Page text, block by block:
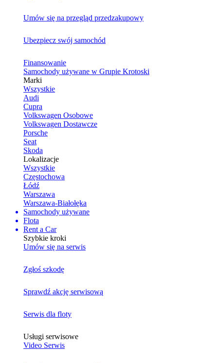
Umów się na przegląd przedzakupowy
Ubezpiecz swój samochód
Finansowanie
Samochody używane w Grupie Krotoski
Marki
Wszystkie
Audi
Cupra
Volkswagen Osobowe
Volkswagen Dostawcze
Porsche
Seat
Skoda
Lokalizacje
Wszystkie
Częstochowa
Łódź
Warszawa
Warszawa-Białołęka
Samochody używane
Flota
Rent a Car
Szybkie kroki
Umów się na serwis
Zgłoś szkodę
Sprawdź akcję serwisową
Serwis dla floty
Usługi serwisowe
Video Serwis